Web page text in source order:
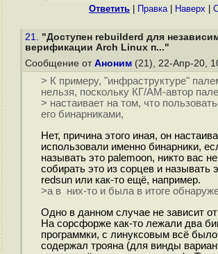
Ответить Правка| Наверх
21. "Доступен rebuilderd для
верификации Arch Linux п..."
Сообщение от Аноним (21), 22-Апр-20,
> К примеру, "инфраструктуре"
нельзя, поскольку КГ/АМ-автор
> настаивает на том, что
его бинарниками,
Нет, причина этого иная, он
использовали именно бинарники,
называть это palemoon, никто вас
собирать это из сорцев и называть
redsun или как-то ещё, например.
>а в них-то и была в итоге
Одно в данном случае не зависит от
На сорсфорже как-то лежали два
программки, с линуксовым всё
содержал трояна (для винды